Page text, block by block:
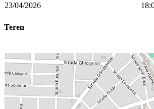
23/04/2026
Teren